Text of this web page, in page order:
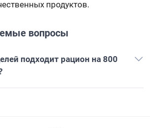
продуктов.
вопросы
подходит рацион на 800